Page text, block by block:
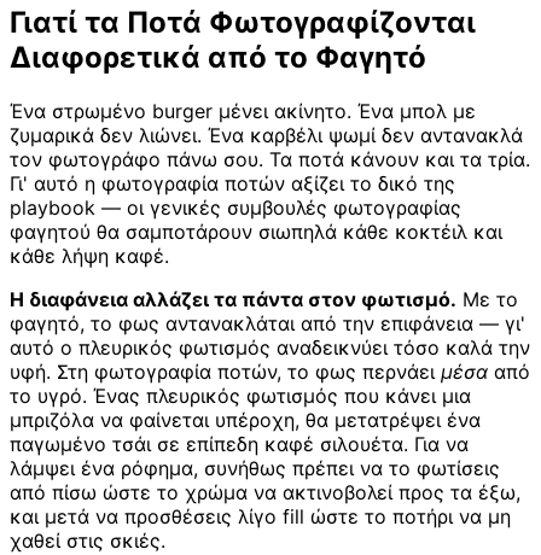
Γιατί τα Ποτά Φωτογραφίζονται
Διαφορετικά από το Φαγητό
Ένα στρωμένο burger μένει ακίνητο. Ένα μπολ με
ζυμαρικά δεν λιώνει. Ένα καρβέλι ψωμί δεν αντανακλά
τον φωτογράφο πάνω σου. Τα ποτά κάνουν και τα τρία.
Γι' αυτό η φωτογραφία ποτών αξίζει το δικό της
playbook — οι γενικές συμβουλές φωτογραφίας
φαγητού θα σαμποτάρουν σιωπηλά κάθε κοκτέιλ και
κάθε λήψη καφέ.
Η διαφάνεια αλλάζει τα πάντα στον φωτισμό. Με το
φαγητό, το φως αντανακλάται από την επιφάνεια — γι'
αυτό ο πλευρικός φωτισμός αναδεικνύει τόσο καλά την
υφή. Στη φωτογραφία ποτών, το φως περνάει μέσα από
το υγρό. Ένας πλευρικός φωτισμός που κάνει μια
μπριζόλα να φαίνεται υπέροχη, θα μετατρέψει ένα
παγωμένο τσάι σε επίπεδη καφέ σιλουέτα. Για να
λάμψει ένα ρόφημα, συνήθως πρέπει να το φωτίσεις
από πίσω ώστε το χρώμα να ακτινοβολεί προς τα έξω,
και μετά να προσθέσεις λίγο fill ώστε το ποτήρι να μη
χαθεί στις σκιές.